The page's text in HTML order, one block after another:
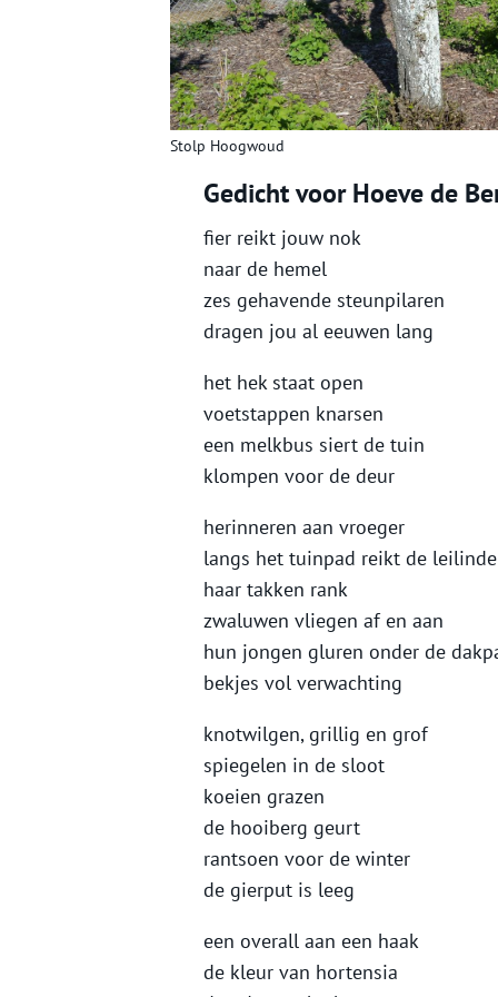
Stolp Hoogwoud
Gedicht voor Hoeve de
fier reikt jouw nok
naar de hemel
zes gehavende steunpilaren
dragen jou al eeuwen lang
het hek staat open
voetstappen knarsen
een melkbus siert de tuin
klompen voor de deur
herinneren aan vroeger
langs het tuinpad reikt de leilinde
haar takken rank
zwaluwen vliegen af en aan
hun jongen gluren onder de
bekjes vol verwachting
knotwilgen, grillig en grof
spiegelen in de sloot
koeien grazen
de hooiberg geurt
rantsoen voor de winter
de gierput is leeg
een overall aan een haak
de kleur van hortensia